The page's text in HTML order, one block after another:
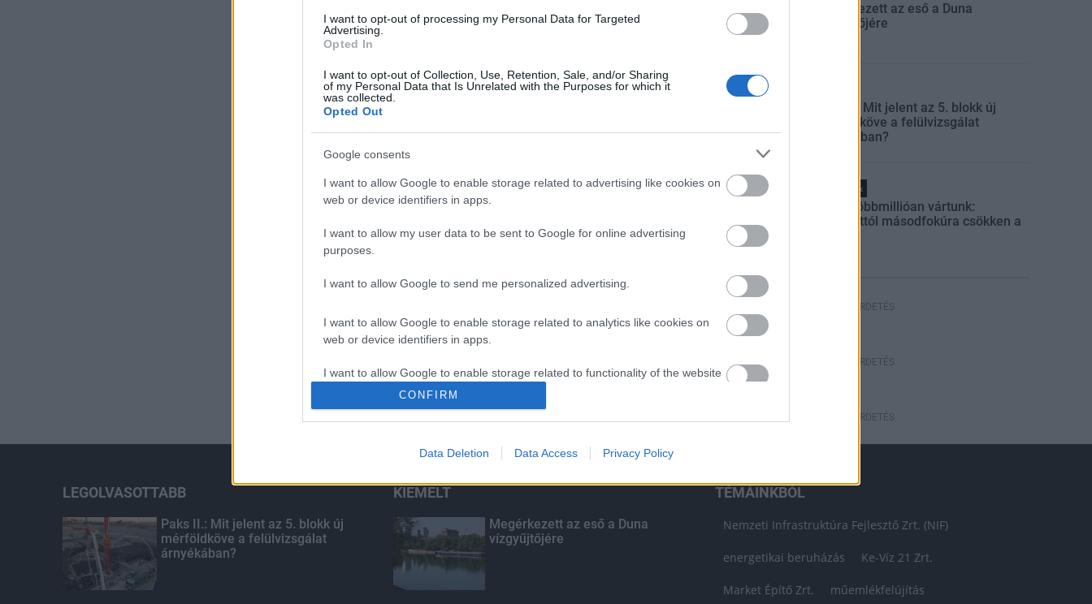
I want to opt-out of processing my Personal Data for Targeted
Advertising.
Opted In
I want to opt-out of Collection, Use, Retention, Sale, and/or Sharing
of my Personal Data that Is Unrelated with the Purposes for which it
was collected.
Opted Out
Google consents
I want to allow Google to enable storage related to advertising like cookies on
web or device identifiers in apps.
I want to allow my user data to be sent to Google for online advertising
purposes.
I want to allow Google to send me personalized advertising.
I want to allow Google to enable storage related to analytics like cookies on
web or device identifiers in apps.
I want to allow Google to enable storage related to functionality of the website
I want to allow Google to enable storage related to personalization.
I want to allow Google to enable storage related to security, including
CONFIRM
Data Deletion Data Access Privacy Policy
Megérkezett az eső a Duna
vízgyűjtőjére
Paks II.: Mit jelent az 5. blokk új
mérföldköve a felülvizsgálat
árnyékában?
Helyi hírek
Amire többmillióan vártunk:
szombattól másodfokúra csökken a
HIRDETÉS
HIRDETÉS
HIRDETÉS
LEGOLVASOTTABB
Paks II.: Mit jelent az 5. blokk új
mérföldköve a felülvizsgálat
árnyékában?
KIEMELT
Megérkezett az eső a Duna
vízgyűjtőjére
TÉMÁINKBÓL
Nemzeti Infrastruktúra Fejlesztő Zrt. (NIF)
energetikai beruházás Ke-Víz 21 Zrt.
Market Építő Zrt. műemlékfelújítás